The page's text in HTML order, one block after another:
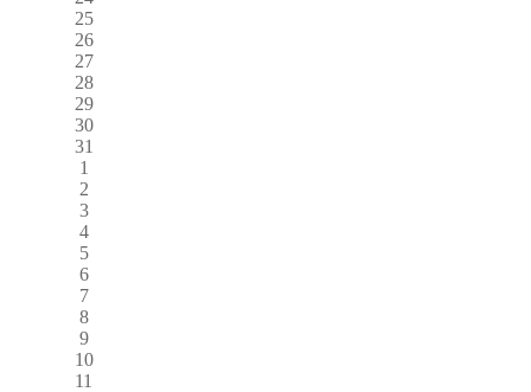
25
26
27
28
29
30
31
1
2
3
4
5
6
7
8
9
10
11